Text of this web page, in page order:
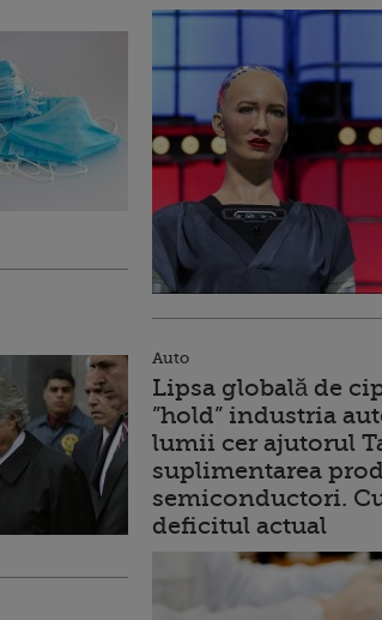
Auto
Lipsa globală de
”hold” industria
lumii cer ajutorul
suplimentarea
semiconductori.
deficitul actual